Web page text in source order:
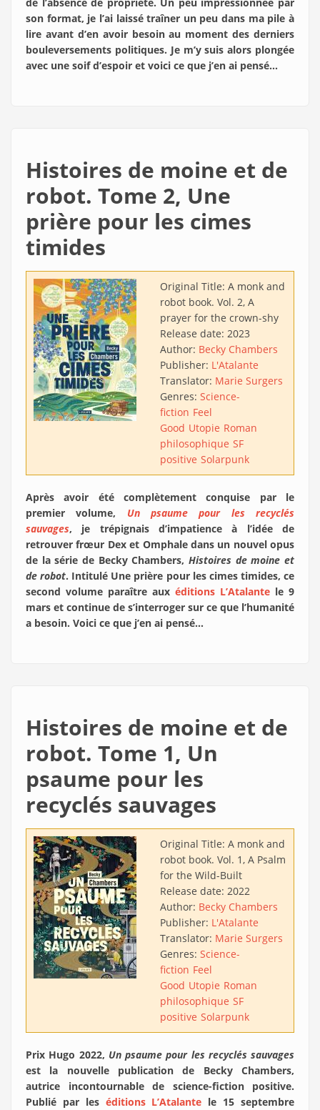
son format, je l’ai laissé traîner un peu dans ma pile à
lire avant d’en avoir besoin au moment des derniers
bouleversements politiques. Je m’y suis alors plongée
avec une soif d’espoir et voici ce que j’en ai pensé…
Histoires de moine et de
robot. Tome 2, Une
prière pour les cimes
timides
Original Title: A monk and
robot book. Vol. 2, A
prayer for the crown-shy
Release date: 2023
Author: Becky Chambers
Publisher: L'Atalante
Translator: Marie Surgers
Genres: Science-
fiction Feel
Good Utopie Roman
philosophique SF
positive Solarpunk
Après avoir été complètement conquise par le
premier volume, Un psaume pour les recyclés
sauvages, je trépignais d’impatience à l’idée de
retrouver frœur Dex et Omphale dans un nouvel opus
de la série de Becky Chambers, Histoires de moine et
de robot. Intitulé Une prière pour les cimes timides, ce
second volume paraître aux éditions L’Atalante le 9
mars et continue de s’interroger sur ce que l’humanité
a besoin. Voici ce que j’en ai pensé…
Histoires de moine et de
robot. Tome 1, Un
psaume pour les
recyclés sauvages
Original Title: A monk and
robot book. Vol. 1, A Psalm
for the Wild-Built
Release date: 2022
Author: Becky Chambers
Publisher: L'Atalante
Translator: Marie Surgers
Genres: Science-
fiction Feel
Good Utopie Roman
philosophique SF
positive Solarpunk
Prix Hugo 2022, Un psaume pour les recyclés sauvages
est la nouvelle publication de Becky Chambers,
autrice incontournable de science-fiction positive.
Publié par les éditions L’Atalante le 15 septembre